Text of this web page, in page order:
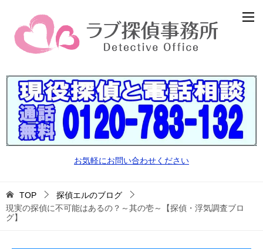
お気軽にお問い合わせください
TOP
探偵エルのブログ
現実の探偵に不可能はあるの？～其の壱～【探偵・浮気調査ブロ
グ】